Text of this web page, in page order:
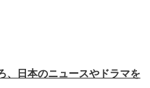
、日本のニュースやドラマを